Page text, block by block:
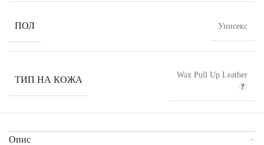
ПОЛ Унисекс
ТИП НА КОЖА Wax Pull Up Leather
Опис